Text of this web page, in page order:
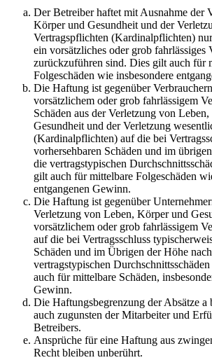
Der Betreiber haftet mit Ausnahme der
Körper und Gesundheit und der
Vertragspflichten (Kardinalpflichten)
ein vorsätzliches oder grob fahrlässiges
zurückzuführen sind. Dies gilt auch für
Folgeschäden wie insbesondere
Die Haftung ist gegenüber
vorsätzlichem oder grob fahrlässigem
Schäden aus der Verletzung von
Gesundheit und der Verletzung
(Kardinalpflichten) auf die bei
vorhersehbaren Schäden und im
die vertragstypischen
gilt auch für mittelbare Folgeschäden
entgangenen Gewinn.
Die Haftung ist gegenüber
Verletzung von Leben, Körper und
vorsätzlichem oder grob fahrlässigem
auf die bei Vertragsschluss
Schäden und im Übrigen der Höhe
vertragstypischen
auch für mittelbare Schäden,
Gewinn.
Die Haftungsbegrenzung der Absätze a
auch zugunsten der Mitarbeiter und
Betreibers.
Ansprüche für eine Haftung aus
Recht bleiben unberührt.